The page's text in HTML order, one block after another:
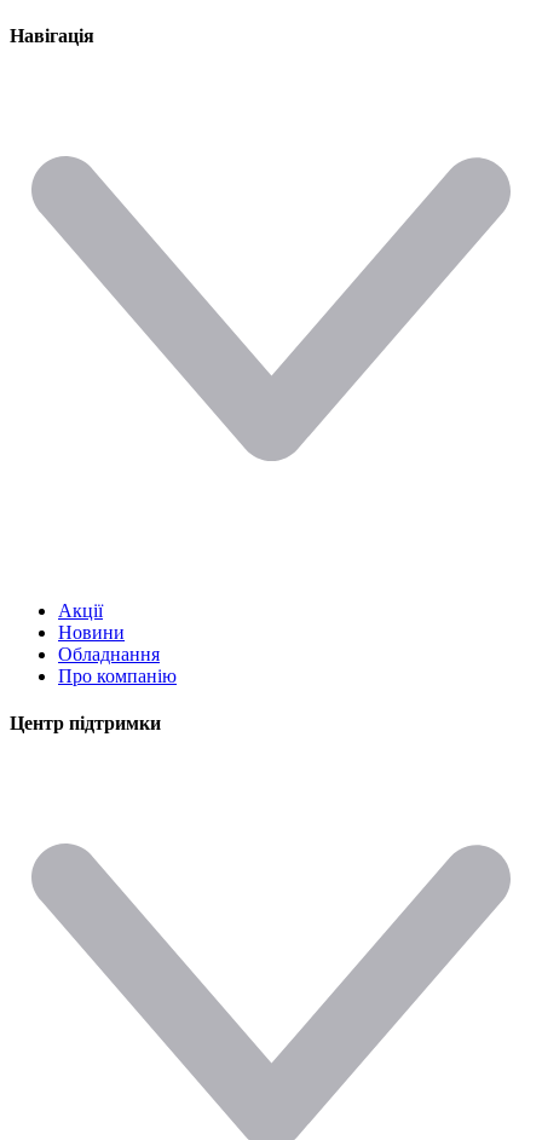
Навігація
Акції
Новини
Обладнання
Про компанію
Центр підтримки